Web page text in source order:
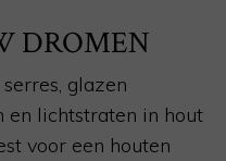
DROMEN
glazen
en lichtstraten in hout
voor een houten